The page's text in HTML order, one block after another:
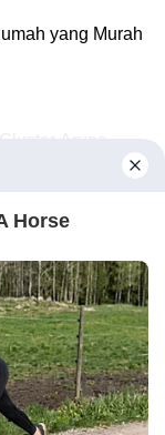
yang Murah
Downtown Alam
properti terdepan di
jutaan orang di
✕ Close Ads